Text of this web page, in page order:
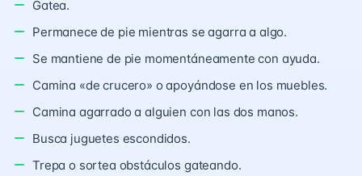
Gatea.
Permanece de pie mientras se agarra a algo.
Se mantiene de pie momentáneamente con ayuda.
Camina «de crucero» o apoyándose en los muebles.
Camina agarrado a alguien con las dos manos.
Busca juguetes escondidos.
Trepa o sortea obstáculos gateando.